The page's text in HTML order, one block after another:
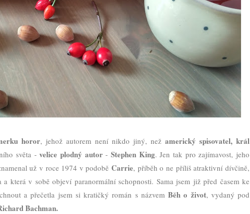
horor, jehož autorem není nikdo jiný, než americký spisovatel, král
světa -velice plodný autor-Stephen King. Jen tak pro zajímavost, jeho
už v roce 1974 v podoběCarrie, příběh o ne příliš atraktivní dívčině,
která v sobě objeví paranormální schopnosti. Sama jsem již před časem ke
a přečetla jsem si kratičký román s názvem Běh o život, vydaný pod
Bachman.